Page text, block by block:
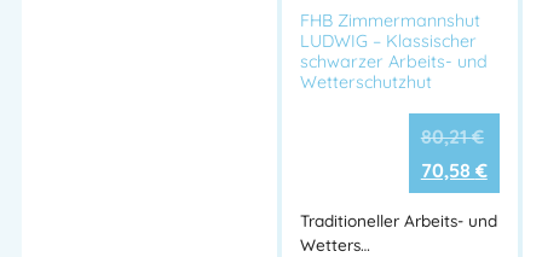
FHB Zimmermannshut
LUDWIG – Klassischer
schwarzer Arbeits- und
Wetterschutzhut
80,21€
70,58 €
Traditioneller Arbeits- und
Wetters…